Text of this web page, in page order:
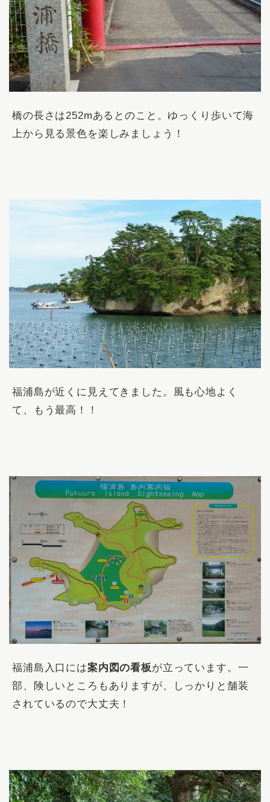
橋の長さは252mあるとのこと。ゆっくり歩いて海
上から見る景色を楽しみましょう！
福浦島が近くに見えてきました。風も心地よく
て、もう最高！！
福浦島入口には案内図の看板が立っています。一
部、険しいところもありますが、しっかりと舗装
されているので大丈夫！